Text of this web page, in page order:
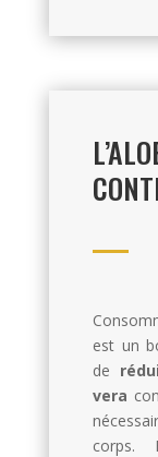
est un
de
vera
corps.